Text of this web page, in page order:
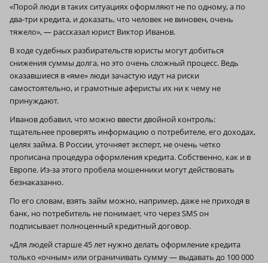
«Порой люди в таких ситуациях оформляют не по одному, а по
два-три кредита, и доказать, что человек не виновен, очень
тяжело», — рассказал юрист Виктор Иванов.
В ходе судебных разбирательств юристы могут добиться
снижения суммы долга, но это очень сложный процесс. Ведь
оказавшиеся в «яме» люди зачастую идут на риски
самостоятельно, и грамотные аферисты их ни к чему не
принуждают.
Иванов добавил, что можно ввести двойной контроль:
тщательнее проверять информацию о потребителе, его доходах,
целях займа. В России, уточняет эксперт, не очень четко
прописана процедура оформления кредита. Собственно, как и в
Европе. Из-за этого пробела мошенники могут действовать
безнаказанно.
По его словам, взять займ можно, например, даже не приходя в
банк, но потребитель не понимает, что через SMS он
подписывает полноценный кредитный договор.
«Для людей старше 45 лет нужно делать оформление кредита
только «очным» или ограничивать сумму — выдавать до 100 000